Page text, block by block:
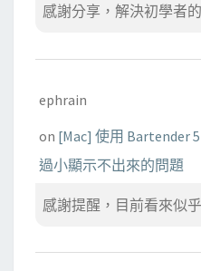
感謝分享，解決初學者
ephrain
on [Mac] 使用 Bartender
過小顯示不出來的問題
感謝提醒，目前看來似